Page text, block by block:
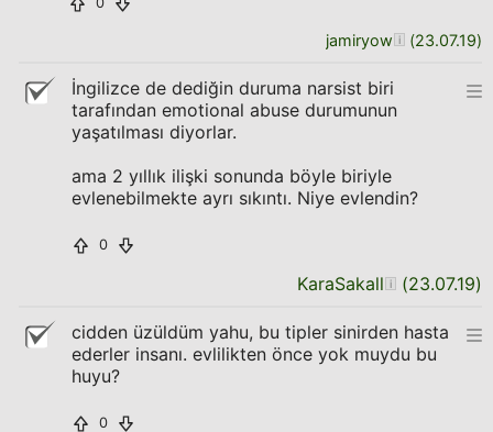
jamiryow (23.07.19)
İngilizce de dediğin duruma narsist biri
tarafından emotional abuse durumunun
yaşatılması diyorlar.
ama 2 yıllık ilişki sonunda böyle biriyle
evlenebilmekte ayrı sıkıntı. Niye evlendin?
0
KaraSakall (23.07.19)
cidden üzüldüm yahu, bu tipler sinirden hasta
ederler insanı. evlilikten önce yok muydu bu
huyu?
0